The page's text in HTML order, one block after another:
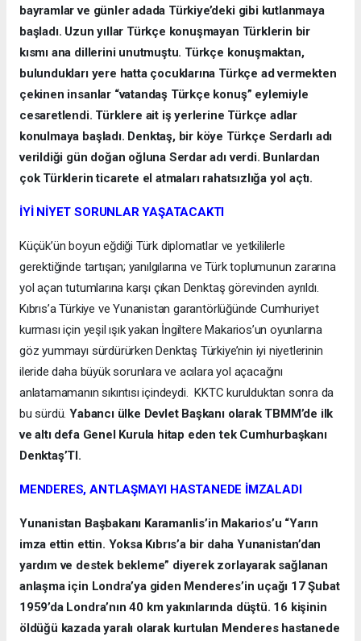
bayramlar ve günler adada Türkiye’deki gibi kutlanmaya
başladı. Uzun yıllar Türkçe konuşmayan Türklerin bir
kısmı ana dillerini unutmuştu. Türkçe konuşmaktan,
bulundukları yere hatta çocuklarına Türkçe ad vermekten
çekinen insanlar “vatandaş Türkçe konuş” eylemiyle
cesaretlendi. Türklere ait iş yerlerine Türkçe adlar
konulmaya başladı. Denktaş, bir köye Türkçe Serdarlı adı
verildiği gün doğan oğluna Serdar adı verdi. Bunlardan
çok Türklerin ticarete el atmaları rahatsızlığa yol açtı.
İYİ NİYET SORUNLAR YAŞATACAKTI
Küçük’ün boyun eğdiği Türk diplomatlar ve yetkililerle
gerektiğinde tartışan; yanılgılarına ve Türk toplumunun zararına
yol açan tutumlarına karşı çıkan Denktaş görevinden ayrıldı.
Kıbrıs’a Türkiye ve Yunanistan garantörlüğünde Cumhuriyet
kurması için yeşil ışık yakan İngiltere Makarios’un oyunlarına
göz yummayı sürdürürken Denktaş Türkiye’nin iyi niyetlerinin
ileride daha büyük sorunlara ve acılara yol açacağını
anlatamamanın sıkıntısı içindeydi. KKTC kurulduktan sonra da
bu sürdü.Yabancı ülke Devlet Başkanı olarak TBMM’de ilk
ve altı defa Genel Kurula hitap eden tek Cumhurbaşkanı
Denktaş’TI.
MENDERES, ANTLAŞMAYI HASTANEDE İMZALADI
Yunanistan Başbakanı Karamanlis’in Makarios’u “Yarın
imza ettin ettin. Yoksa Kıbrıs’a bir daha Yunanistan’dan
yardım ve destek bekleme” diyerek zorlayarak sağlanan
anlaşma için Londra’ya giden Menderes’in uçağı 17 Şubat
1959’da Londra’nın 40 km yakınlarında düştü. 16 kişinin
öldüğü kazada yaralı olarak kurtulan Menderes hastanede